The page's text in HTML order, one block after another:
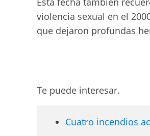
violencia sexual en el
que dejaron profundas
Te puede interesar.
Cuatro incendios